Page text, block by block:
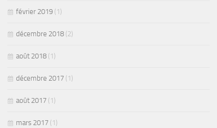
février 2019 (1)
décembre 2018 (2)
août 2018 (1)
décembre 2017 (1)
août 2017 (1)
mars 2017 (1)